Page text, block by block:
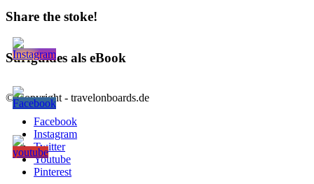
Share the stoke!
Surfguides als eBook
© Copyright - travelonboards.de
Facebook
Instagram
Twitter
Youtube
Pinterest